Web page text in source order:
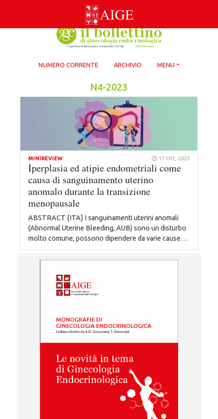
NUMERO CORRENTE ARCHIVIO MENU
N4-2023
MINIREVIEW 17 Ott, 2023
Iperplasia ed atipie endometriali come
causa di sanguinamento uterino
anomalo durante la transizione
menopausale
ABSTRACT {ITA} I sanguinamenti uterini anomali
(Abnormal Uterine Bleeding, AUB) sono un disturbo
molto comune, possono dipendere da varie cause…